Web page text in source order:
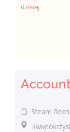
dzisiaj
Steam